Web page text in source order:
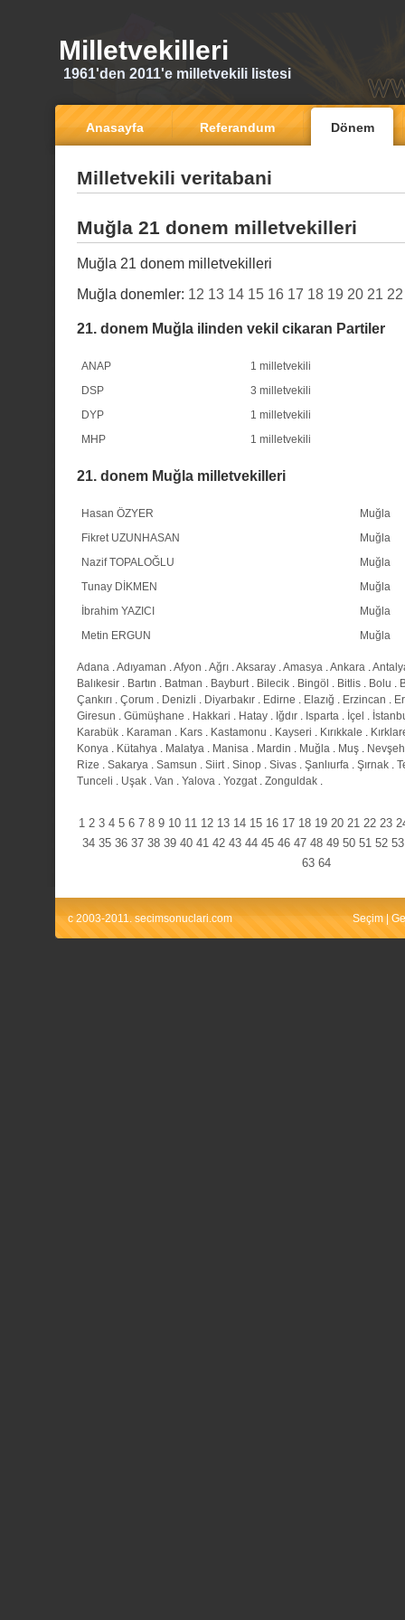
Milletvekilleri
1961'den 2011'e milletvekili listesi
Anasayfa Referandum Dönem
Milletvekili veritabani
Muğla 21 donem milletvekilleri
Muğla 21 donem milletvekilleri
Muğla donemler: 12 13 14 15 16 17 18 19 20 21 22
21. donem Muğla ilinden vekil cikaran Partiler
ANAP
1 milletvekili
DSP
3 milletvekili
DYP
1 milletvekili
MHP
1 milletvekili
21. donem Muğla milletvekilleri
Hasan ÖZYER
Muğla
Fikret UZUNHASAN
Muğla
Nazif TOPALOĞLU
Muğla
Tunay DİKMEN
Muğla
İbrahim YAZICI
Muğla
Metin ERGUN
Muğla
Adana .Adıyaman .Afyon .Ağrı .Aksaray .Amasya .Ankara .
Balıkesir . Bartın . Batman . Bayburt. Bilecik . Bingöl . Bitlis . Bolu .
Çankırı . Çorum . Denizli . Diyarbakır . Edirne . Elazığ . Erzincan .
Giresun . Gümüşhane . Hakkari . Hatay . Iğdır . Isparta . İçel .
Karabük . Karaman . Kars . Kastamonu . Kayseri . Kırıkkale .
Konya . Kütahya . Malatya . Manisa . Mardin . Muğla . Muş .
Rize . Sakarya . Samsun . Siirt. Sinop . Sivas . Şanlıurfa . Şırnak .
Tunceli . Uşak . Van . Yalova . Yozgat. Zonguldak .
1 2 3 4 5 6 7 8 9 10 11 12 13 14 15 16 17 18 19 20 21 22 23
34 35 36 37 38 39 40 41 42 43 44 45 46 47 48 49 50 51 52 53
63 64
c 2003-2011. secimsonuclari.com Seçim |